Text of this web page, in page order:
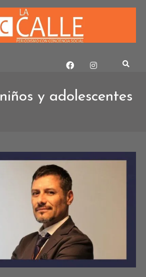
niños y adolescentes